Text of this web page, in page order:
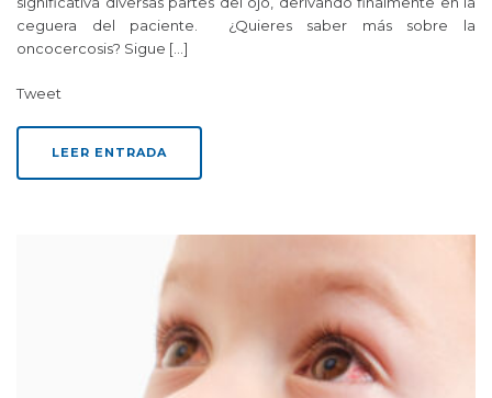
ceguera del paciente. ¿Quieres saber más sobre la
oncocercosis? Sigue […]
Tweet
LEER ENTRADA